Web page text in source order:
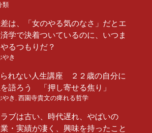
類
は、「女のやる気のなさ」だとエ
学で決着ついているのに、いつま
るつもりだ？
やき
れない人生講座 ２２歳の自分に
語ろう 「押し寄せる焦り」
やき , 西園寺貴文の痺れる哲学
ブは古い、時代遅れ、やばいの
・実績が凄く、興味を持ったこと